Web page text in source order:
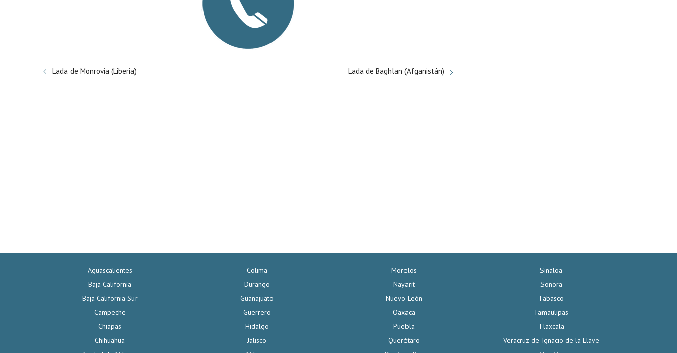
Lada de Monrovia (Liberia) Lada de Baghlan (Afganistán)
Aguascalientes
Baja California
Baja California Sur
Campeche
Chiapas
Chihuahua
Colima
Durango
Guanajuato
Guerrero
Hidalgo
Jalisco
Morelos
Nayarit
Nuevo León
Oaxaca
Puebla
Querétaro
Sinaloa
Sonora
Tabasco
Tamaulipas
Tlaxcala
Veracruz de Ignacio de la Llave